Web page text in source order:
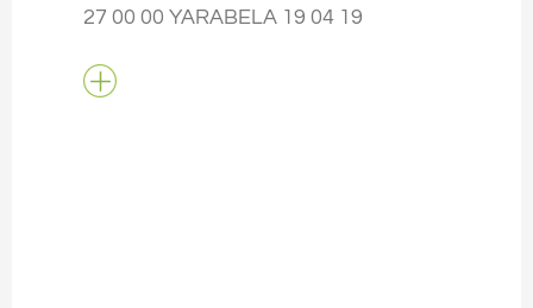
27 00 00 YARABELA 19 04 19